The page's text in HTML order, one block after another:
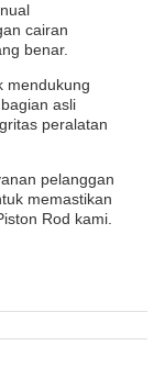
cairan
benar.
mendukung
asli
peralatan
pelanggan
memastikan
Rod kami.